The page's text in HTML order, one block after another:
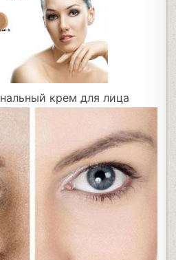
крем для лица